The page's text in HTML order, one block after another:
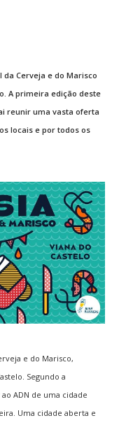
da Cerveja e do Marisco
A primeira edição deste
reunir uma vasta oferta
locais e por todos os
e do Marisco,
Segundo a
ADN de uma cidade
Uma cidade aberta e